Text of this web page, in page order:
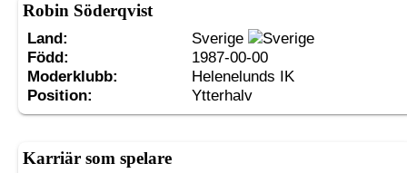
Robin Söderqvist
Land:
Sverige
Född:
1987-00-00
Moderklubb:
Helenelunds IK
Position:
Ytterhalv
Karriär som spelare